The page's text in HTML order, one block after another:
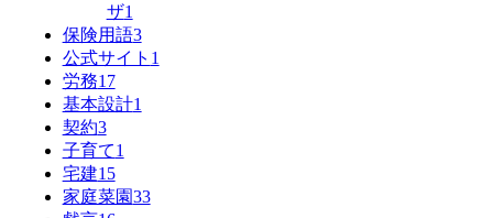
ザ1
保険用語3
公式サイト 1
労務17
基本設計1
契約3
子育て1
宅建15
家庭菜園33